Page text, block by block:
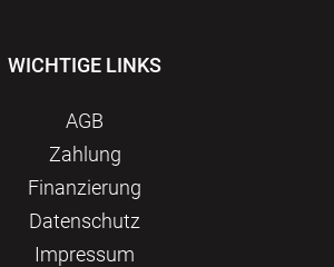
WICHTIGE LINKS
AGB
Zahlung
Finanzierung
Datenschutz
Impressum